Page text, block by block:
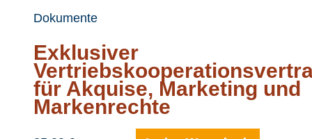
Dokumente
Exklusiver
für Akquise, Marketing und
Markenrechte